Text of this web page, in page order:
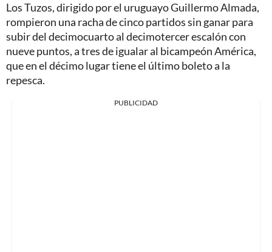
Los Tuzos, dirigido por el uruguayo Guillermo Almada,
rompieron una racha de cinco partidos sin ganar para
subir del decimocuarto al decimotercer escalón con
nueve puntos, a tres de igualar al bicampeón América,
que en el décimo lugar tiene el último boleto a la
repesca.
PUBLICIDAD